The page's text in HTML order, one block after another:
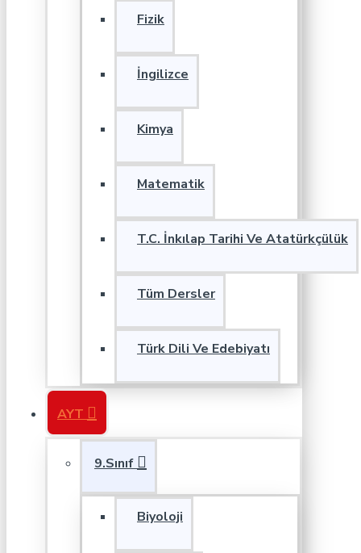
Fizik
İngilizce
Kimya
Matematik
T.C. İnkılap Tarihi Ve Atatürkçülük
Tüm Dersler
Türk Dili Ve Edebiyatı
AYT
9.Sınıf
Biyoloji